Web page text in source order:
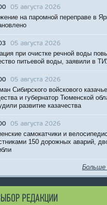
05 августа 2026
на паромной переправе в
05 августа 2026
при очистке речной воды
питьевой воды, заявили в
05 августа 2026
Сибирского войскового
и губернатор Тюменской
развитие казачества
05 августа 2026
самокатчики и
150 дорожных аварий,
Больше
РЕДАКЦИИ